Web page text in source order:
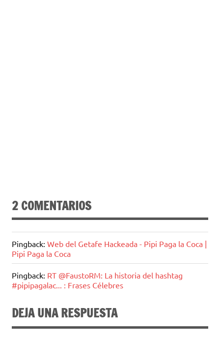
2 COMENTARIOS
Pingback: Web del Getafe Hackeada - Pipi Paga la Coca |
Pipi Paga la Coca
Pingback: RT @FaustoRM: La historia del hashtag
#pipipagalac... : Frases Célebres
DEJA UNA RESPUESTA